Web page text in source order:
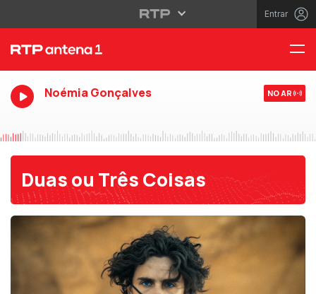
Entrar
Noémia Gonçalves NO AR
Duas ou Três Coisas